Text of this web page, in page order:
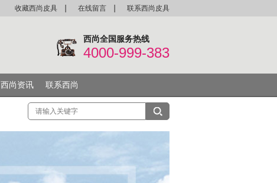
收藏西尚皮具 在线留言 联系西尚皮具
西尚全国服务热线
4000-999-383
西尚资讯 联系西尚